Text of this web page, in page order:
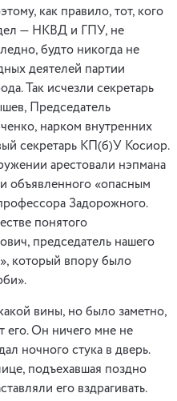
как правило, тот, кого
дел — НКВД и ГПУ, не
будто никогда не
деятелей партии
Так исчезли секретарь
Председатель
нарком внутренних
секретарь КП(б)У Косиор.
арестовали нэпмана
объявленного «опасным
Задорожного.
понятого
председатель нашего
который впору было
вины, но было заметно,
его. Он ничего мне не
ночного стука в дверь.
подъехавшая поздно
его вздрагивать.